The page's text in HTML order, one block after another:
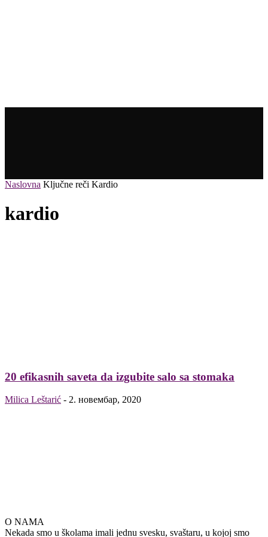
Naslovna Ključne reči Kardio
kardio
20 efikasnih saveta da izgubite salo sa stomaka
Milica Leštarić - 2. новембар, 2020
O NAMA
Nekada smo u školama imali jednu svesku, svaštaru, u kojoj smo